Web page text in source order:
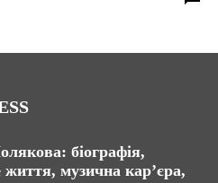
біографія,
життя, музична кар’єра,